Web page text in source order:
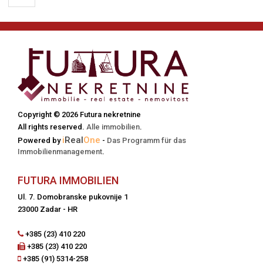
Copyright © 2026 Futura nekretnine
All rights reserved. Alle immobilien.
Powered by iRealOne - Das Programm für das
Immobilienmanagement.
FUTURA IMMOBILIEN
Ul. 7. Domobranske pukovnije 1
23000 Zadar - HR
+385 (23) 410 220
+385 (23) 410 220
+385 (91) 5314-258